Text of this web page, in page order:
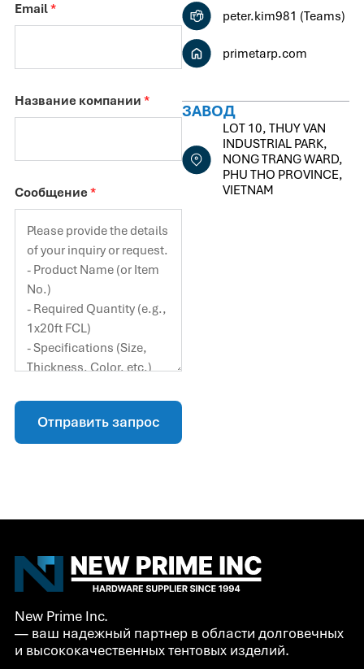
peter.kim981 (Teams)
primetarp.com
ЗАВОД
LOT 10, THUY VAN
INDUSTRIAL PARK,
NONG TRANG WARD,
PHU THO PROVINCE,
VIETNAM
Email*
Название компании *
Сообщение*
Отправить запрос
New Prime Inc.
— ваш надежный партнер в области долговечных
и высококачественных тентовых изделий.